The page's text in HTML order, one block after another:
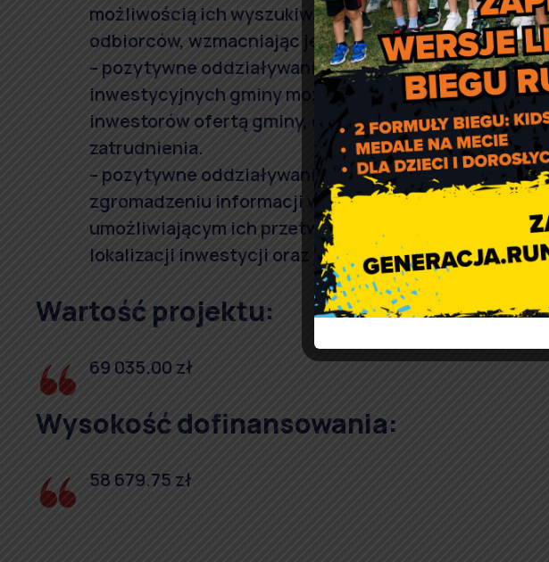
możliwością ich wyszukiwania pozwoli im na
odbiorców, wzmacniając jednocześnie rynek
– pozytywne oddziaływanie na rynek pracy –
inwestycyjnych gminy może przyczynić się do
inwestorów ofertą gminy, co w następnej kolejności
zatrudnienia.
– pozytywne oddziaływanie na procesy
zgromadzeniu informacji w jednym miejscu i
umożliwiającym ich przetwarzanie przyspieszą
lokalizacji inwestycji oraz jej możliwych parametrów.
Wartość projektu:
69 035.00 zł
Wysokość dofinansowania:
58 679.75 zł